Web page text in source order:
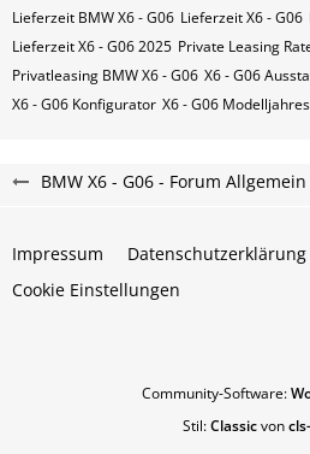
Lieferzeit BMW X6 - G06 Lieferzeit X6 - G06
Lieferzeit X6 - G06 2025 Private Leasing
Privatleasing BMW X6 - G06 X6 - G06
X6 - G06 Konfigurator X6 - G06
BMW X6 - G06 - Forum Allgemein
Impressum
Datenschutzerklärung
Cookie Einstellungen
Community-Software:
Stil:Classicvon